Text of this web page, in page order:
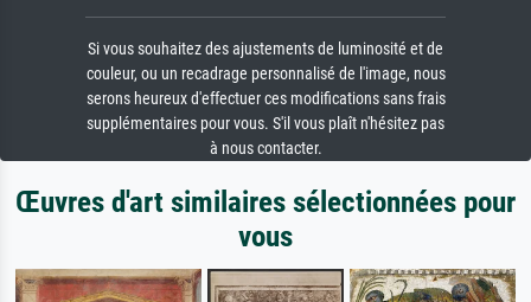
Si vous souhaitez des ajustements de luminosité et de
couleur, ou un recadrage personnalisé de l'image, nous
serons heureux d'effectuer ces modifications sans frais
supplémentaires pour vous. S'il vous plaît n'hésitez pas
à nous contacter.
Œuvres d'art similaires sélectionnées pour
vous